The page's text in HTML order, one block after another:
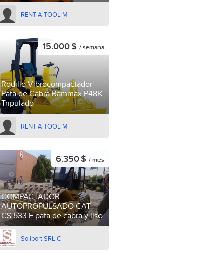
RENT A TOOL M
Rodillo Vibrocompactador
Pata de Cabra Rammax P48K
Tripulado
15.000 $ / semana
RENT A TOOL M
COMPACTADOR
AUTOPROPULSADO CAT
CS 533 E pata de cabra y liso
6.350 $ / mes
Soliport SRL C